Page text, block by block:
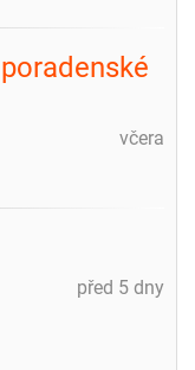
včera
před 5 dny